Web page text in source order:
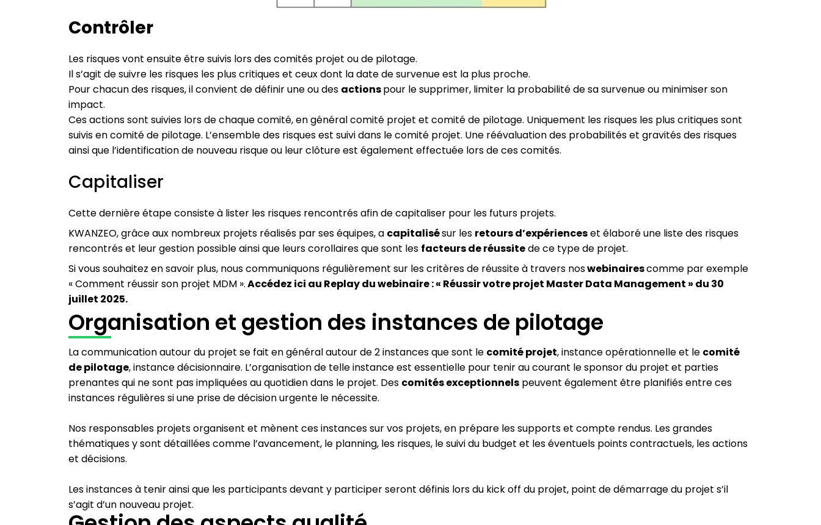
Contrôler
Les risques vont ensuite être suivis lors des comités projet ou de pilotage.
Il s’agit de suivre les risques les plus critiques et ceux dont la date de survenue est la plus proche.
Pour chacun des risques, il convient de définir une ou des actionspour le supprimer, limiter la probabilité de sa survenue ou minimiser son
impact.
Ces actions sont suivies lors de chaque comité, en général comité projet et comité de pilotage. Uniquement les risques les plus critiques sont
suivis en comité de pilotage. L’ensemble des risques est suivi dans le comité projet. Une réévaluation des probabilités et gravités des risques
ainsi que l’identification de nouveau risque ou leur clôture est également effectuée lors de ces comités.
Capitaliser
Cette dernière étape consiste à lister les risques rencontrés afin de capitaliser pour les futurs projets.
KWANZEO, grâce aux nombreux projets réalisés par ses équipes, a capitalisésur les retours d’expérienceset élaboré une liste des risques
rencontrés et leur gestion possible ainsi que leurs corollaires que sont les facteurs de réussitede ce type de projet.
Si vous souhaitez en savoir plus, nous communiquons régulièrement sur les critères de réussite à travers noswebinairescomme par exemple
« Comment réussir son projet MDM ».Accédez ici au Replay du webinaire : « Réussir votre projet Master Data Management » du 30
juillet 2025.
Organisation et gestion des instances de pilotage
La communication autour du projet se fait en général autour de 2 instances que sont le comité projet, instance opérationnelle et le comité
de pilotage, instance décisionnaire. L’organisation de telle instance est essentielle pour tenir au courant le sponsor du projet et parties
prenantes qui ne sont pas impliquées au quotidien dans le projet. Des comités exceptionnels peuvent également être planifiés entre ces
instances régulières si une prise de décision urgente le nécessite.
Nos responsables projets organisent et mènent ces instances sur vos projets, en prépare les supports et compte rendus. Les grandes
thématiques y sont détaillées comme l’avancement, le planning, les risques, le suivi du budget et les éventuels points contractuels, les actions
et décisions.
Les instances à tenir ainsi que les participants devant y participer seront définis lors du kick off du projet, point de démarrage du projet s’il
s’agit d’un nouveau projet.